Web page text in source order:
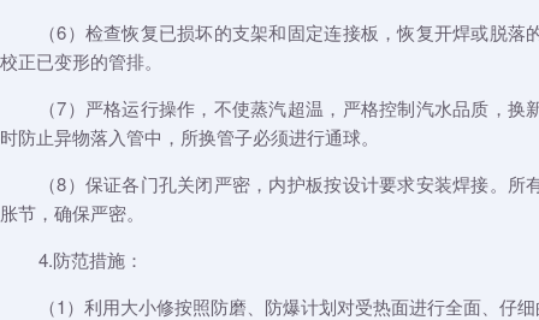
（6）检查恢复已损坏的支架和固定连接板，恢复开焊或脱
校正已变形的管排。
（7）严格运行操作，不使蒸汽超温，严格控制汽水品质，
时防止异物落入管中，所换管子必须进行通球。
（8）保证各门孔关闭严密，内护板按设计要求安装焊接。
胀节，确保严密。
4.防范措施：
（1）利用大小修按照防磨、防爆计划对受热面进行全面、仔